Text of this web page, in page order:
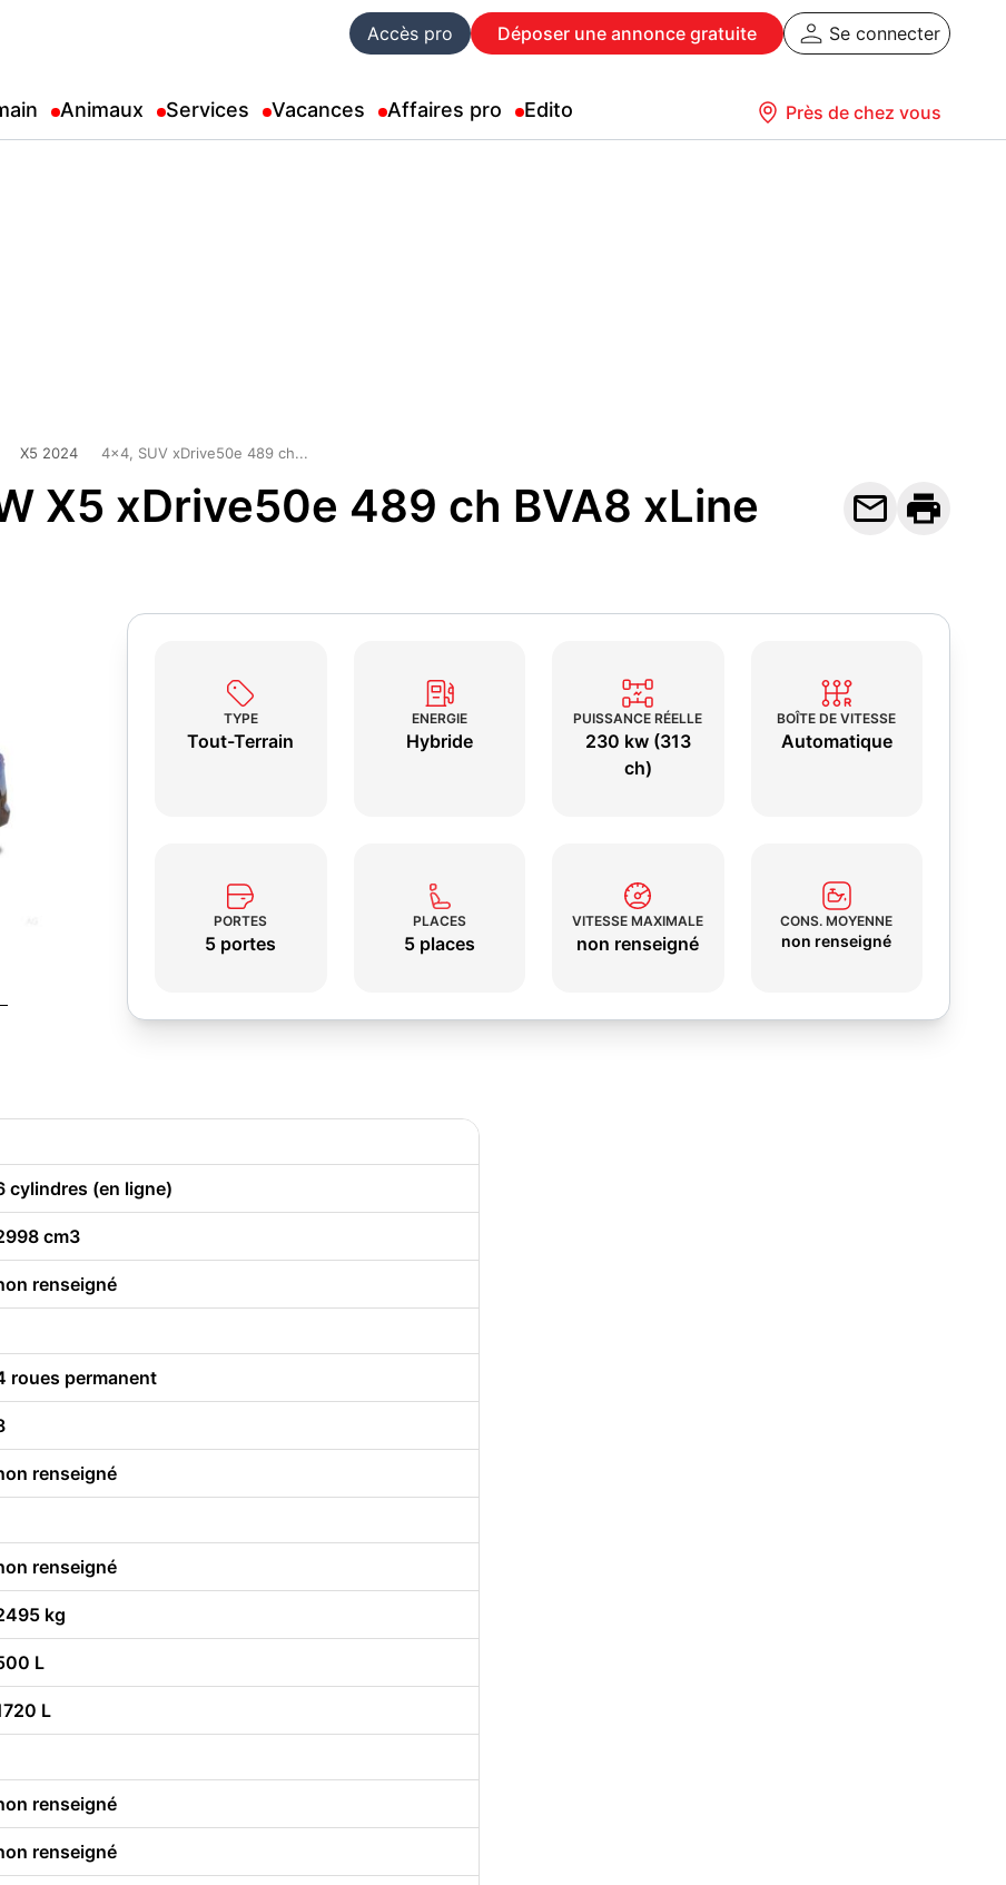
Accès pro Déposer une annonce gratuite Se connecter
Animaux Services Vacances Affaires pro Edito Près de chez vous
X5 2024 4x4, SUV xDrive50e 489 ch...
X5 xDrive50e 489 ch BVA8 xLine
 
TYPE
Tout-Terrain
ENERGIE
Hybride
PUISSANCE RÉELLE
230 kw (313
ch)
BOÎTE DE VITESSE
Automatique
PORTES
5 portes
PLACES
5 places
VITESSE MAXIMALE
non renseigné
CONS. MOYENNE
non renseigné
cylindres (en ligne)
cm3
renseigné
roues permanent
renseigné
renseigné
kg
L
L
renseigné
renseigné